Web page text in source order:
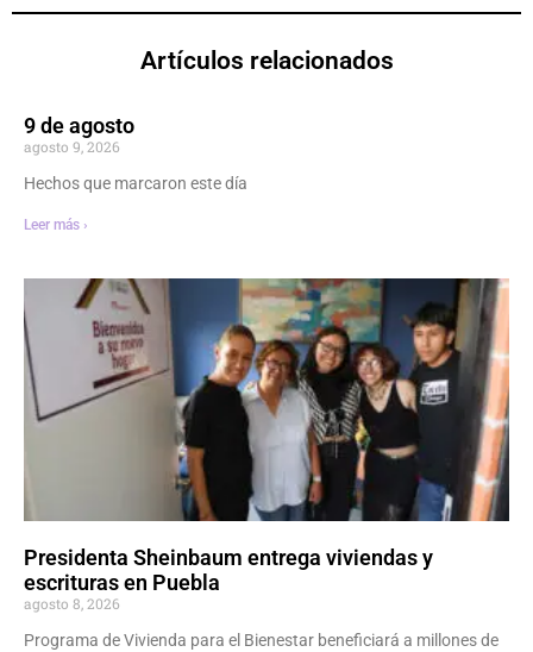
Artículos relacionados
9 de agosto
agosto 9, 2026
Hechos que marcaron este día
Leer más ›
Presidenta Sheinbaum entrega viviendas y
escrituras en Puebla
agosto 8, 2026
Programa de Vivienda para el Bienestar beneficiará a millones de